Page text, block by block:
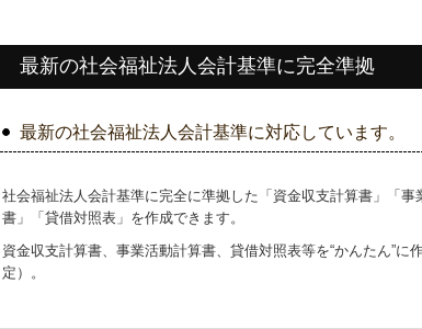
最新の社会福祉法人会計基準に完全準拠
最新の社会福祉法人会計基準に対応しています。
社会福祉法人会計基準に完全に準拠した「資金収支計算書」「事
書」「貸借対照表」を作成できます。
資金収支計算書、事業活動計算書、貸借対照表等を“かんたん”
定）。